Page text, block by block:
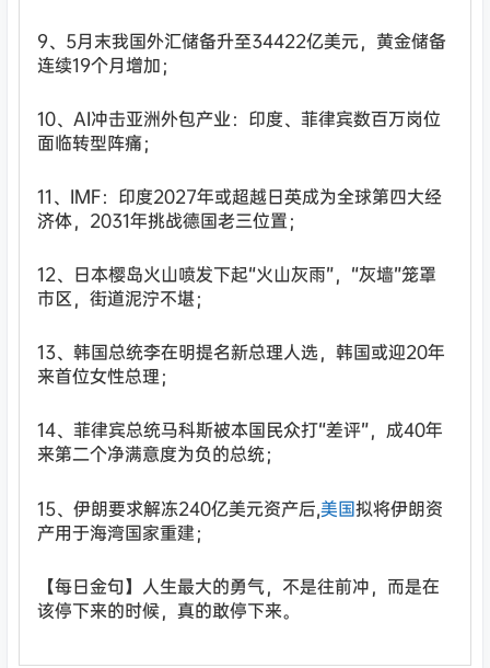
9、5月末我国外汇储备升至34422亿美元，黄金储备
连续19个月增加；
10、AI冲击亚洲外包产业：印度、菲律宾数百万岗位
面临转型阵痛；
11、IMF：印度2027年或超越日英成为全球第四大经
济体，2031年挑战德国老三位置；
12、日本樱岛火山喷发下起“火山灰雨”，“灰墙”笼罩
市区，街道泥泞不堪；
13、韩国总统李在明提名新总理人选，韩国或迎20年
来首位女性总理；
14、菲律宾总统马科斯被本国民众打“差评”，成40年
来第二个净满意度为负的总统；
15、伊朗要求解冻240亿美元资产后,美国拟将伊朗资
产用于海湾国家重建；
【每日金句】人生最大的勇气，不是往前冲，而是在
该停下来的时候，真的敢停下来。